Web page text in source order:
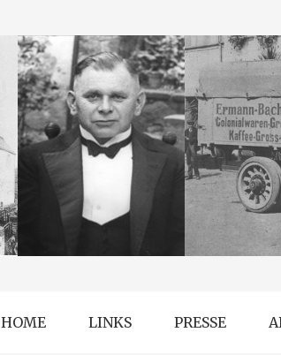
HOME LINKS PRESSE